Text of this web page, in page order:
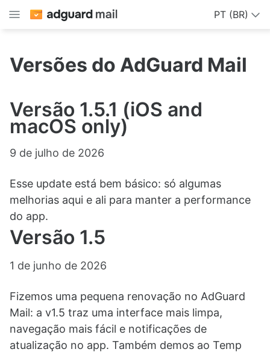
PT (BR)
Versões do AdGuard Mail
Versão 1.5.1 (iOS and
macOS only)
9 de julho de 2026
Esse update está bem básico: só algumas
melhorias aqui e ali para manter a performance
do app.
Versão 1.5
1 de junho de 2026
Fizemos uma pequena renovação no AdGuard
Mail: a v1.5 traz uma interface mais limpa,
navegação mais fácil e notificações de
atualização no app. Também demos ao Temp